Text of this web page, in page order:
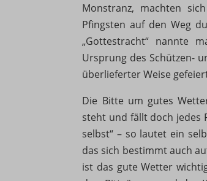
Monstranz, machten
Pfingsten auf den Weg
„Gottestracht“ nannte
Ursprung des Schützen-
überlieferter Weise gefeiert
Die Bitte um gutes
steht und fällt doch jedes
selbst“ – so lautet ein
das sich bestimmt auch
ist das gute Wetter